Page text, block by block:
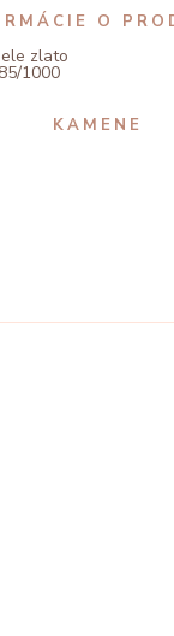
O
zlato
1000
KAMENE